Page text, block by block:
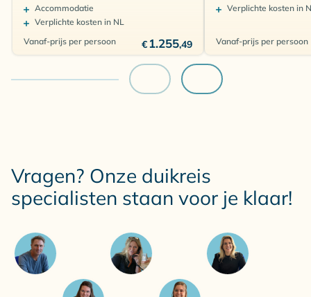
Accommodatie
Verplichte kosten in NL
Vanaf-prijs per persoon
€ 1.255,49
Verplichte kosten in
Vanaf-prijs per persoon
Vragen? Onze duikreis
specialisten staan voor je klaar!